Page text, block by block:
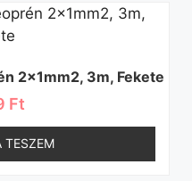
2×1mm2, 3m, Fekete
Ft
TESZEM